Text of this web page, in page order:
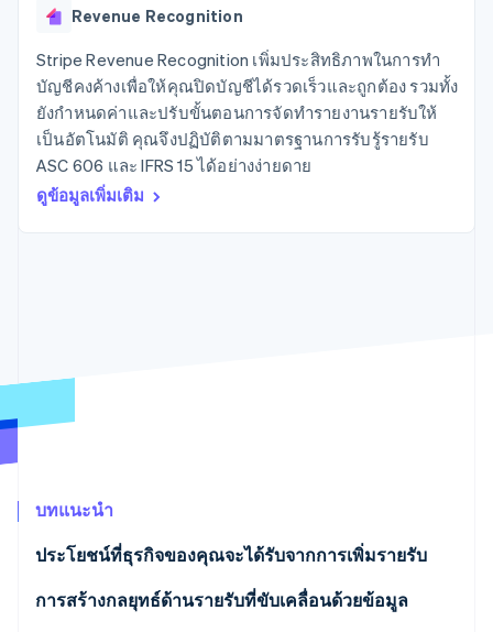
Boost
ยกระดับการ
ยอมรับการ
ชำระเงิน
Link
การชำระเงินที่
รวดเร็วขึ้น
Recognition
ระบบ
อัตโนมัติ
สำหรับการ
ทำบัญชี
Stripe
Sigma
รายงานที่
ออกแบบเอง
Data
ข้อมูล
การป้องกันการฉ้อโกง
Climate
ตามอุตสาหกรรม
บริษัท AI
แวดวงครีเอเตอร์
เกม
การบริการ การเดินทาง
ประกันภัย
รองรับอยู่
บริการด้วยเอเจนต์
แหล่งข้อมูล
การเชื่อมต่อการทำงาน
ตัวอย่างโค้ด
การประชุมประจำปีแบบ
ตำแหน่งงาน
ห้องข่าว
Stripe Press
การติดต่อ
Revenue Recognition
Stripe Revenue Recognition เพิ่มประสิทธิภาพในการทำ
บัญชีคงค้างเพื่อให้คุณปิดบัญชีได้รวดเร็วและถูกต้อง รวมทั้ง
ยังกำหนดค่าและปรับขั้นตอนการจัดทำรายงานรายรับให้
เป็นอัตโนมัติ คุณจึงปฏิบัติตามมาตรฐานการรับรู้รายรับ
ASC 606 และ IFRS 15 ได้อย่างง่ายดาย
ดูข้อมูลเพิ่มเติม
บทแนะนำ
ประโยชน์ที่ธุรกิจของคุณจะได้รับจากการเพิ่มรายรับ
การสร้างกลยุทธ์ด้านรายรับที่ขับเคลื่อนด้วยข้อมูล